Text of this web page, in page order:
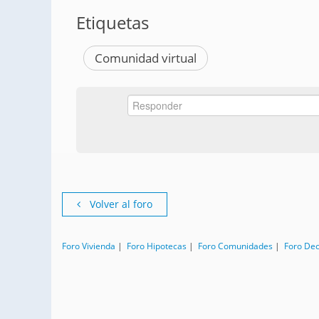
Etiquetas
Comunidad virtual
Volver al foro
Foro Vivienda | Foro Hipotecas | Foro Comunidades | Foro